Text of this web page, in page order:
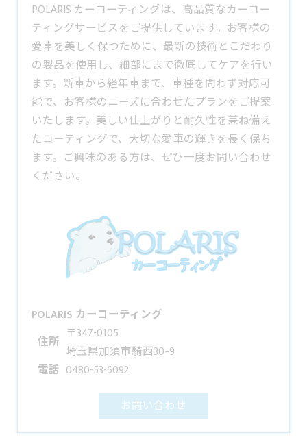
POLARIS カーコーティングは、高品質なカーコー
ティングサービスをご提供しています。お客様の
愛車を美しく保つために、最新の技術とこだわり
の製品を使用し、細部にまで徹底してケアを行い
ます。新車から経年車まで、車種を問わず対応可
能で、お客様のニーズに合わせたプランをご提案
いたします。美しい仕上がりと耐久性を兼ね備え
たコーティングで、大切な愛車の輝きを長く保ち
ます。ご興味のある方は、ぜひ一度お問い合わせ
ください。
POLARIS カーコーティング
住所 〒347-0105
埼玉県加須市騎西30−9
電話 0480-53-6092
お問い合わせ